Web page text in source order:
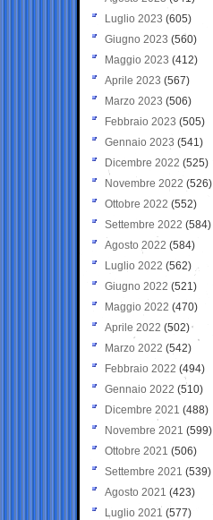
Luglio 2023 (605)
Giugno 2023 (560)
Maggio 2023 (412)
Aprile 2023 (567)
Marzo 2023 (506)
Febbraio 2023 (505)
Gennaio 2023 (541)
Dicembre 2022 (525)
Novembre 2022 (526)
Ottobre 2022 (552)
Settembre 2022 (584)
Agosto 2022 (584)
Luglio 2022 (562)
Giugno 2022 (521)
Maggio 2022 (470)
Aprile 2022 (502)
Marzo 2022 (542)
Febbraio 2022 (494)
Gennaio 2022 (510)
Dicembre 2021 (488)
Novembre 2021 (599)
Ottobre 2021 (506)
Settembre 2021 (539)
Agosto 2021 (423)
Luglio 2021 (577)